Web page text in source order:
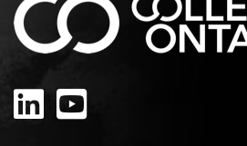
Linkedin
Youtube